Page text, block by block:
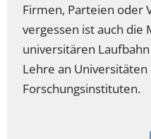
Firmen, Parteien oder
vergessen ist auch die
universitären
Lehre an
Forschungsinstituten.